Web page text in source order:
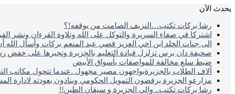
يحدث الاَن
رشا بركات تكتب…النزيف الصامت من يوقفه!؟
اشتركا في صفاء السريرة والتوكل على الله وتلاوة القرءان ونشر
الى جنات الخلد ابن اخي العزيز قصي عبد المنعم بركات وأسأل
صحيفة دان برس تزلزل قيادة التعليم بالجزيرة وتجبرها على خفض
ضبط سلع مخالفة للمواصفات بأسواق الأبيض
آلاف الطلاب بالجزيرةيواجهون مصير مجهول .عندما تتحول مكاتب
مزارعو الجزيرة برفضون التمويل الحكومي وينادون بعودته لادارة
رشا بركات تكتب.. والي الجزيرة و سيقان الطين!!